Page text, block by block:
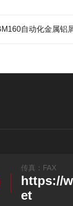
自动化金属铝屑
传真：FAX
https://
et